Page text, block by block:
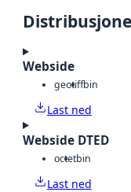
Webside
geotiffbin
Last ned
Webside DTED
octetbin
Last ned